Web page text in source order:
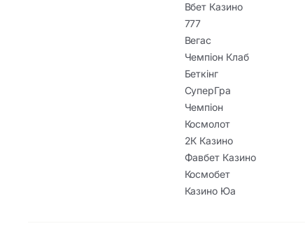
Вбет Казино
777
Вегас
Чемпіон Клаб
Беткінг
СуперГра
Чемпіон
Космолот
2К Казино
Фавбет Казино
Космобет
Казино Юа